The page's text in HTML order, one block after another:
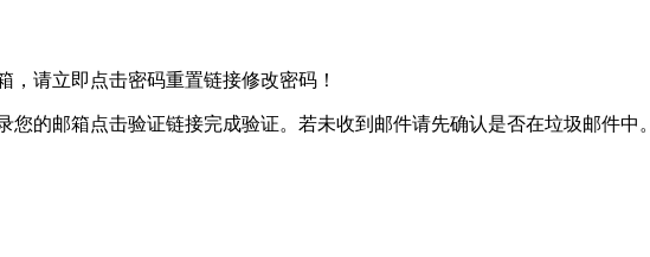
，请立即点击密码重置链接修改密码！
您的邮箱点击验证链接完成验证。若未收到邮件请先确认是否在垃圾邮件中。